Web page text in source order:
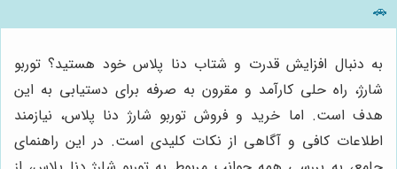
🚗
به دنبال افزایش قدرت و شتاب دنا پلاس خود هستید؟ توربو
شارژ، راه حلی کارآمد و مقرون به صرفه برای دستیابی به این
هدف است. اما خرید و فروش توربو شارژ دنا پلاس، نیازمند
اطلاعات کافی و آگاهی از نکات کلیدی است. در این راهنمای